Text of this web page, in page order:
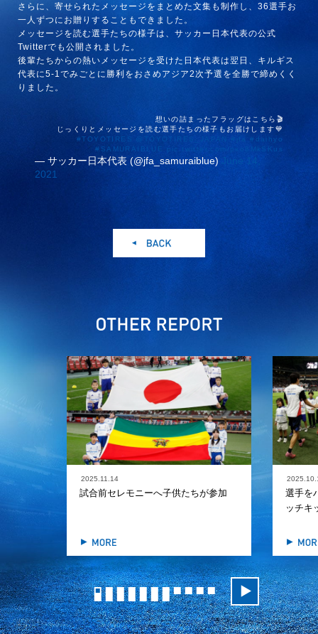
さらに、寄せられたメッセージをまとめた文集も制作し、36選手お
一人ずつにお贈りすることもできました。
メッセージを読む選手たちの様子は、サッカー日本代表の公式
Twitterでも公開されました。
後輩たちからの熱いメッセージを受けた日本代表は翌日、キルギス
代表に5-1でみごとに勝利をおさめアジア2次予選を全勝で締めくく
りました。
想いの詰まったフラッグはこちら🎬
じっくりとメッセージを読む選手たちの様子もお届けします💙
#TOYOTIRES
@TOYOTIRES_JAPAN #jfa
#daihyo
#SAMURAIBLUE
pic.twitter.com/pxo8MkSKus
— サッカー日本代表 (@jfa_samuraiblue)
June 14,
2021
2025.11.14
試合前セレモニーへ子供たちが参加
選手を
ッチキ